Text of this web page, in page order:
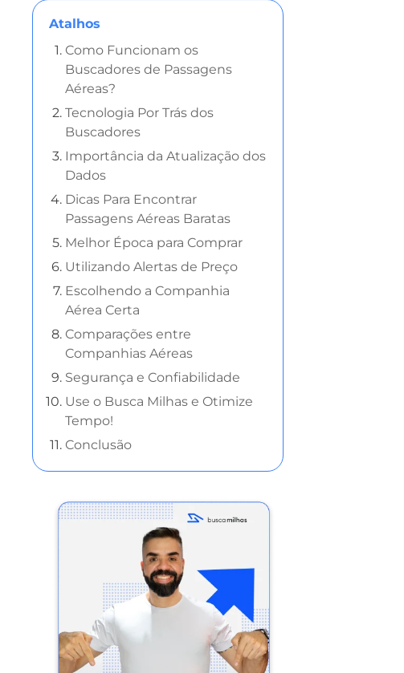
Atalhos
Como Funcionam os
Buscadores de Passagens
Aéreas?
Tecnologia Por Trás dos
Buscadores
Importância da Atualização dos
Dados
Dicas Para Encontrar
Passagens Aéreas Baratas
Melhor Época para Comprar
Utilizando Alertas de Preço
Escolhendo a Companhia
Aérea Certa
Comparações entre
Companhias Aéreas
Segurança e Confiabilidade
Use o Busca Milhas e Otimize
Tempo!
Conclusão